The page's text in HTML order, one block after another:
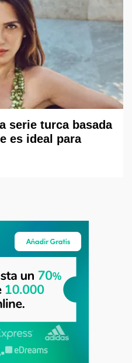
serie turca basada
es ideal para